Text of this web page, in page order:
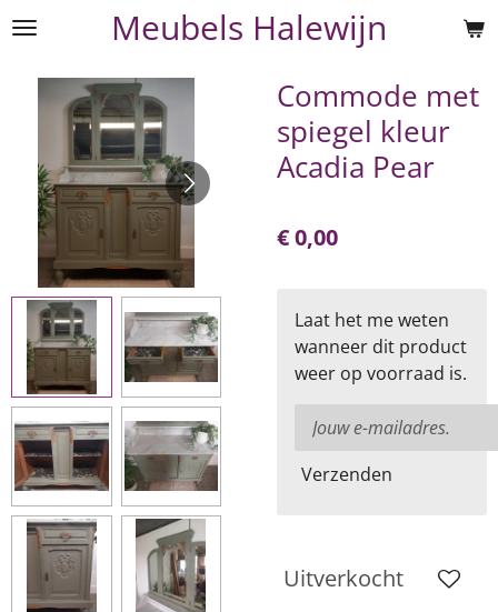
Ga
naar
hoofdinhoud
Meubels Halewijn
Commode met
spiegel kleur
Acadia Pear
€ 0,00
Laat het me weten
wanneer dit product
weer op voorraad is.
Verzenden
Uitverkocht